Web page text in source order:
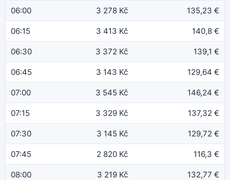
06:00 3 278 Kč 135,23 €
06:15 3 413 Kč 140,8 €
06:30 3 372 Kč 139,1 €
06:45 3 143 Kč 129,64 €
07:00 3 545 Kč 146,24 €
07:15 3 329 Kč 137,32 €
07:30 3 145 Kč 129,72 €
07:45 2 820 Kč 116,3 €
08:00 3 219 Kč 132,77 €